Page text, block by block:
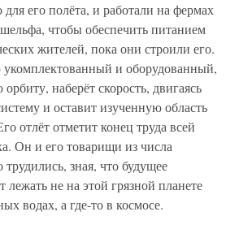
его полёта, и работали на фермах
чтобы обеспечить питанием
жителей, пока они строили его.
и оборудованный,
наберёт скорость, двигаясь
и оставит изученную область
отлёт отметит конец труда всей
Он и его товарищи из числа
зная, что будущее
лежать не на этой грязной планете
водах, а где-то в космосе.